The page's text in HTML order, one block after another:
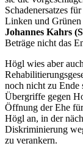
Schadenersatzes
Linken und
Johannes Kahrs
Beträge nicht das
Högl wies aber
noch nicht zu Ende
Übergriffe gegen
Öffnung der Ehe
Högl an, in der
Diskriminierung
zu verankern.